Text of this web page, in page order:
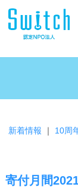
新着情報 ｜ 10周
寄付月間